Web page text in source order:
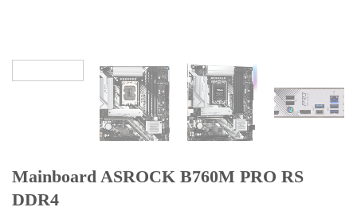
Mainboard ASROCK B760M PRO RS
DDR4